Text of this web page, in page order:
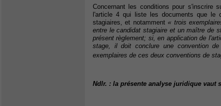
Concernant les conditions pour s'inscrire
l'article 4 qui liste les documents que le
stagiaires,
et notamment« trois
entre le candidat stagiaire et un maître de
présent règlement; si, en application de
stage, il doit conclure une convention
exemplaires de ces deux conventions de
Ndlr. : la présente analyse juridique vaut